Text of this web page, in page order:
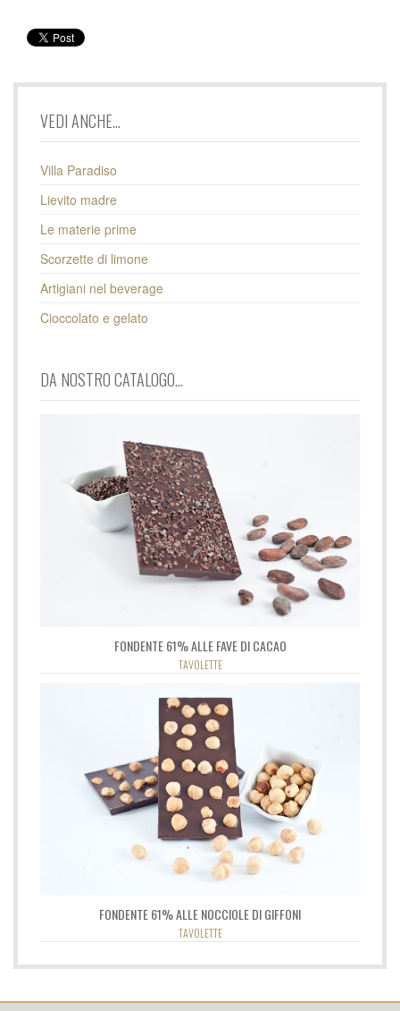
VEDI ANCHE...
Villa Paradiso
Lievito madre
Le materie prime
Scorzette di limone
Artigiani nel beverage
Cioccolato e gelato
DA NOSTRO CATALOGO...
FONDENTE 61% ALLE FAVE DI CACAO
TAVOLETTE
FONDENTE 61% ALLE NOCCIOLE DI GIFFONI
TAVOLETTE